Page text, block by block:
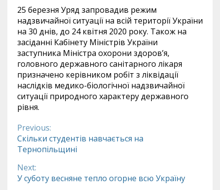
25 березня Уряд запровадив режим
надзвичайної ситуації на всій території України
на 30 днів, до 24 квітня 2020 року. Також на
засіданні Кабінету Міністрів України
заступника Міністра охорони здоров’я,
головного державного санітарного лікаря
призначено керівником робіт з ліквідації
наслідків медико-біологічної надзвичайної
ситуації природного характеру державного
рівня.
Continue
Reading
Previous:
Скільки студентів навчається на
Тернопільщині
Next:
У суботу весняне тепло огорне всю Україну